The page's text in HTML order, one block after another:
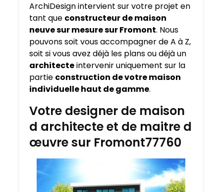
ArchiDesign intervient sur votre projet en
tant que constructeur de maison
neuve sur mesure surFromont. Nous
pouvons soit vous accompagner de A à Z,
soit si vous avez déjà les plans ou déjà un
architecteintervenir uniquement sur la
partie construction de votre maison
individuelle haut de gamme.
Votre designer de maison
d architecte et de maitre d
œuvre sur Fromont77760